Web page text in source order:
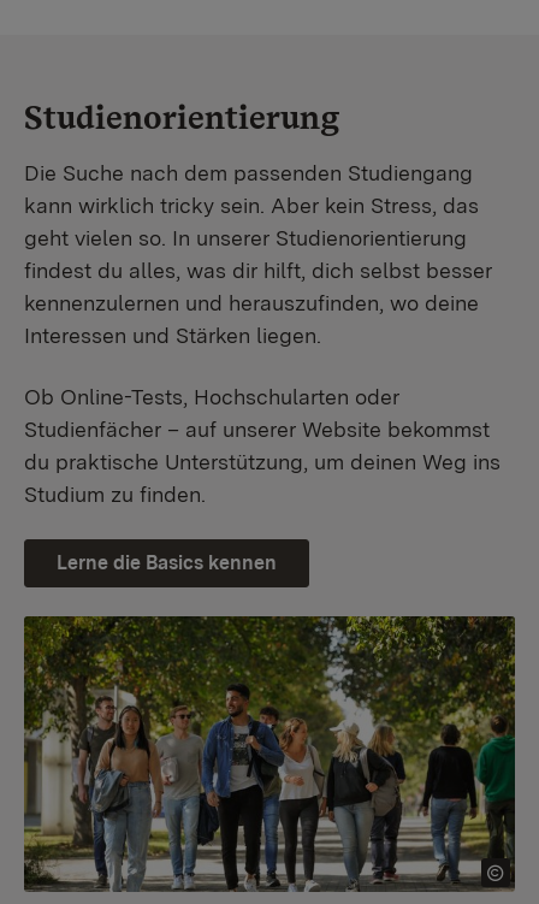
Studienorientierung
Die Suche nach dem passenden Studiengang
kann wirklich tricky sein. Aber kein Stress, das
geht vielen so. In unserer Studienorientierung
findest du alles, was dir hilft, dich selbst besser
kennenzulernen und herauszufinden, wo deine
Interessen und Stärken liegen.
Ob Online-Tests, Hochschularten oder
Studienfächer – auf unserer Website bekommst
du praktische Unterstützung, um deinen Weg ins
Studium zu finden.
Lerne die Basics kennen